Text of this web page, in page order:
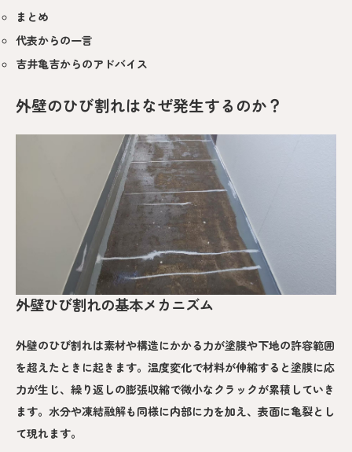
まとめ
代表からの一言
吉井亀吉からのアドバイス
外壁のひび割れはなぜ発生するのか？
外壁ひび割れの基本メカニズム
外壁のひび割れは素材や構造にかかる力が塗膜や下地の許容範囲
を超えたときに起きます。温度変化で材料が伸縮すると塗膜に応
力が生じ、繰り返しの膨張収縮で微小なクラックが累積していき
ます。水分や凍結融解も同様に内部に力を加え、表面に亀裂とし
て現れます。